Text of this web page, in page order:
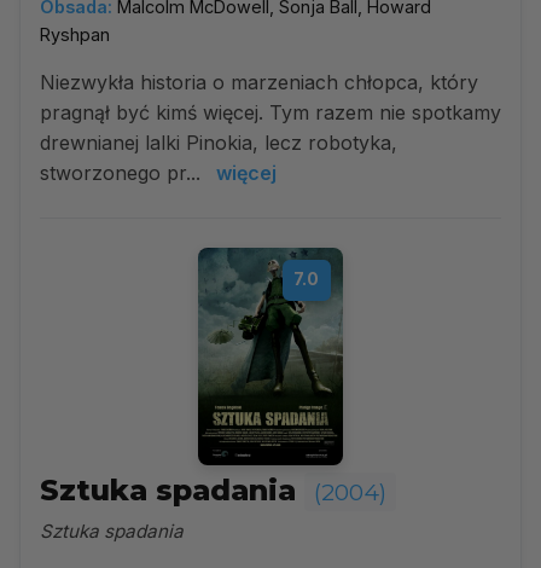
Obsada: Malcolm McDowell, Sonja Ball, Howard
Ryshpan
Niezwykła historia o marzeniach chłopca, który
pragnął być kimś więcej. Tym razem nie spotkamy
drewnianej lalki Pinokia, lecz robotyka,
stworzonego pr...
więcej
7.0
Sztuka spadania (2004)
Sztuka spadania